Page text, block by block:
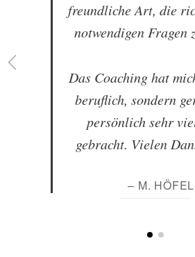
freundliche Art, die
notwendigen Fragen
Das Coaching hat
beruflich, sondern
persönlich sehr
gebracht. Vielen
– M. HÖFEL